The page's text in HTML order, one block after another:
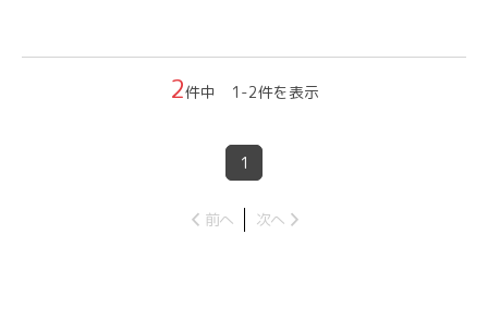
2件中 1-2件を表示
1
前へ 次へ